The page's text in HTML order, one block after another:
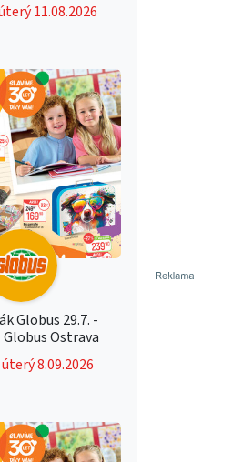
11.08.2026
Globus 29.7. -
Globus Ostrava
8.09.2026